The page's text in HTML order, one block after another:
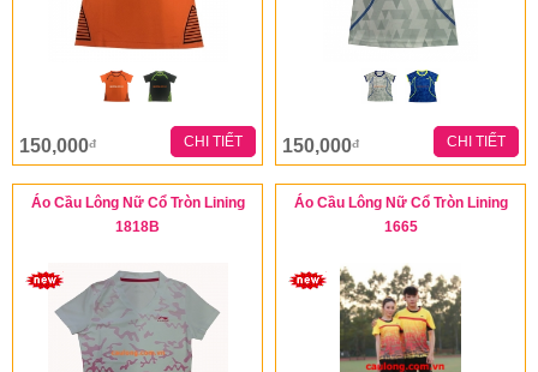
150,000đ CHI TIẾT 150,000đ CHI TIẾT
Áo Cầu Lông Nữ Cổ Tròn Lining
1818B
Áo Cầu Lông Nữ Cổ Tròn Lining
1665